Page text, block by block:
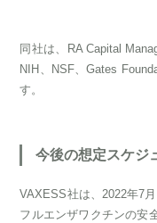
同社は、RA Capital
NIH、NSF、Gates
す。
今後の想定スケジ
VAXESS社は、2022年7
フルエンザワクチンの安